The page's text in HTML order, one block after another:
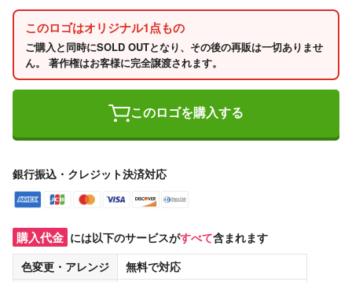
このロゴはオリジナル1点もの
ご購入と同時にSOLD OUTとなり、その後の再販は一切ありませ
ん。 著作権はお客様に完全譲渡されます。
このロゴを購入する
銀行振込・クレジット決済対応
購入代金 には以下のサービスがすべて含まれます
色変更・アレンジ
無料で対応